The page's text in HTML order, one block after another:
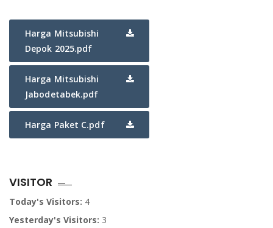
Harga Mitsubishi
Depok 2025.pdf
Harga Mitsubishi
Jabodetabek.pdf
Harga Paket C.pdf
VISITOR
Today's Visitors: 4
Yesterday's Visitors: 3